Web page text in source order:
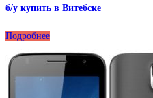
б/у купить в Витебске
Подробнее